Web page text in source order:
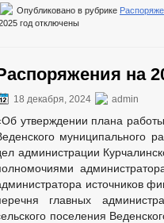
Опубликовано в рубрике
год отключены
на
18 декабря, 2024 admin
утверждении плана
муниципального
администрации
источников
главных
поселения